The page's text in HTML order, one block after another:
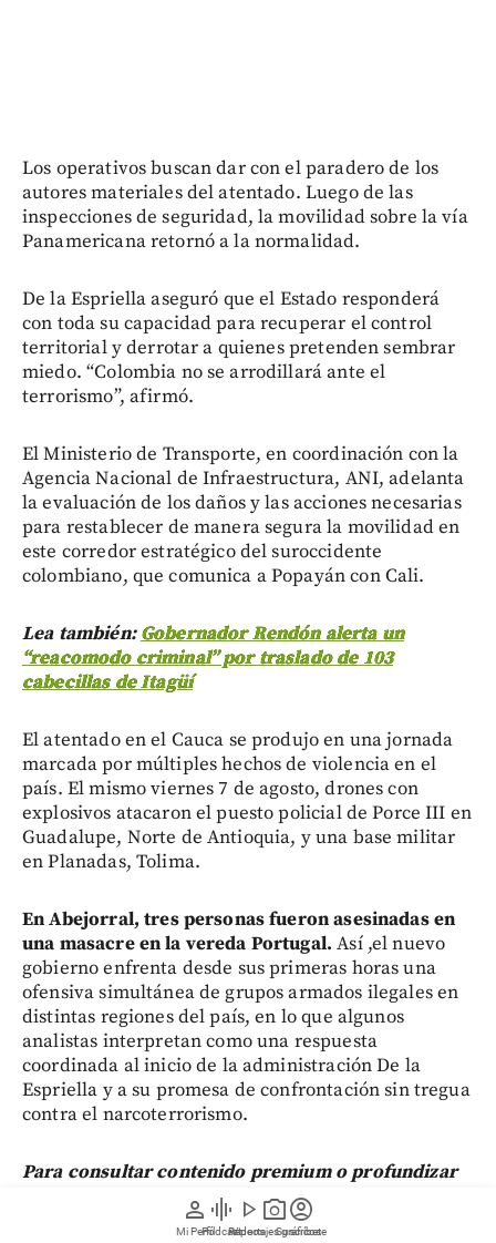
person
Mi Perfil
graphic_eq
Pódcast
play_arrow
Videos
photo_camera
Reportajes gráficos
account_circle
Suscríbete
Los operativos buscan dar con el paradero de los
autores materiales del atentado. Luego de las
inspecciones de seguridad, la movilidad sobre la vía
Panamericana retornó a la normalidad.
De la Espriella aseguró que el Estado responderá
con toda su capacidad para recuperar el control
territorial y derrotar a quienes pretenden sembrar
miedo. “Colombia no se arrodillará ante el
terrorismo”, afirmó.
El Ministerio de Transporte, en coordinación con la
Agencia Nacional de Infraestructura, ANI, adelanta
la evaluación de los daños y las acciones necesarias
para restablecer de manera segura la movilidad en
este corredor estratégico del suroccidente
colombiano, que comunica a Popayán con Cali.
Lea también:Gobernador Rendón alerta un
“reacomodo criminal” por traslado de 103
cabecillas de Itagüí
El atentado en el Cauca se produjo en una jornada
marcada por múltiples hechos de violencia en el
país. El mismo viernes 7 de agosto, drones con
explosivos atacaron el puesto policial de Porce III en
Guadalupe, Norte de Antioquia, y una base militar
en Planadas, Tolima.
En Abejorral, tres personas fueron asesinadas en
una masacre en la vereda Portugal.Así ,el nuevo
gobierno enfrenta desde sus primeras horas una
ofensiva simultánea de grupos armados ilegales en
distintas regiones del país, en lo que algunos
analistas interpretan como una respuesta
coordinada al inicio de la administración De la
Espriella y a su promesa de confrontación sin tregua
contra el narcoterrorismo.
Para consultar contenido premium o profundizar
sobre sus temas de interés de Medellín, Antioquia,
Colombia y el Mundo,regístrese aquí.